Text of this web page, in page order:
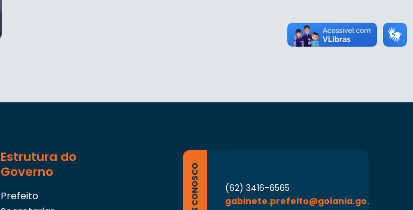
Estrutura do
Governo
Prefeito
FALE CONOSCO
(62) 3416-6565
gabinete.prefeito@goiania.go.gov.br